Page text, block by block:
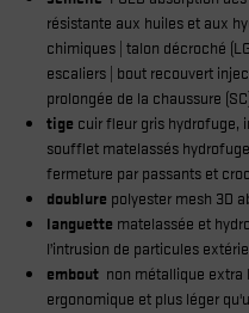
résistante aux huiles et aux
chimiques | talon décroché
escaliers | bout recouvert
prolongée de la chaussure
tige cuir fleur gris hydrofuge,
soufflet matelassés
fermeture par passants et
doublure polyester mesh 3D
languette matelassée et
l’intrusion de particules
embout non métallique extra
ergonomique et plus léger